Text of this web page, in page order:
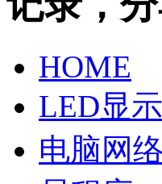
HOME
LED显
电脑网